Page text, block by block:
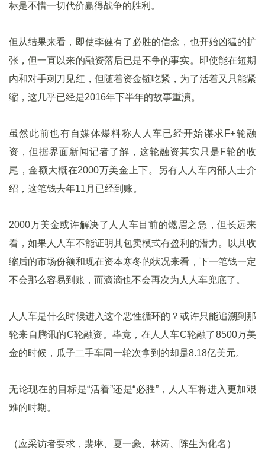
标是不惜一切代价赢得战争的胜利。
但从结果来看，即使李健有了必胜的信念，也开始凶猛的扩
张，但一直以来的融资落后已是不争的事实。即使能在短期
内和对手刺刀见红，但随着资金链吃紧，为了活着又只能紧
缩，这几乎已经是2016年下半年的故事重演。
虽然此前也有自媒体爆料称人人车已经开始谋求F+轮融
资，但据界面新闻记者了解，这轮融资其实只是F轮的收
尾，金额大概在2000万美金上下。另有人人车内部人士介
绍，这笔钱去年11月已经到账。
2000万美金或许解决了人人车目前的燃眉之急，但长远来
看，如果人人车不能证明其包卖模式有盈利的潜力。以其收
缩后的市场份额和现在资本寒冬的状况来看，下一笔钱一定
不会那么容易到账，而滴滴也不会再次为人人车兜底了。
人人车是什么时候进入这个恶性循环的？或许只能追溯到那
轮来自腾讯的C轮融资。毕竟，在人人车C轮融了8500万美
金的时候，瓜子二手车同一轮次拿到的却是8.18亿美元。
无论现在的目标是“活着”还是“必胜”，人人车将进入更加艰
难的时期。
（应采访者要求，裴琳、夏一豪、林涛、陈生为化名）